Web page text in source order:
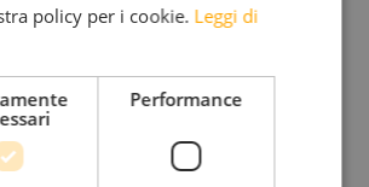
Obama non si rivelò essere il
leader birmana, dopo aver
dei militari contro la
è stata deposta. Ma i…
policy per i cookie. Leggi di
Performance